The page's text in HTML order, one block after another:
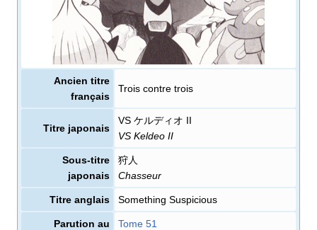
Ancien titre
français
Trois contre trois
Titre japonais
VS ケルディオ II
VS Keldeo II
Sous-titre
japonais
狩人
Chasseur
Titre anglais Something Suspicious
Parution au
Tome 51